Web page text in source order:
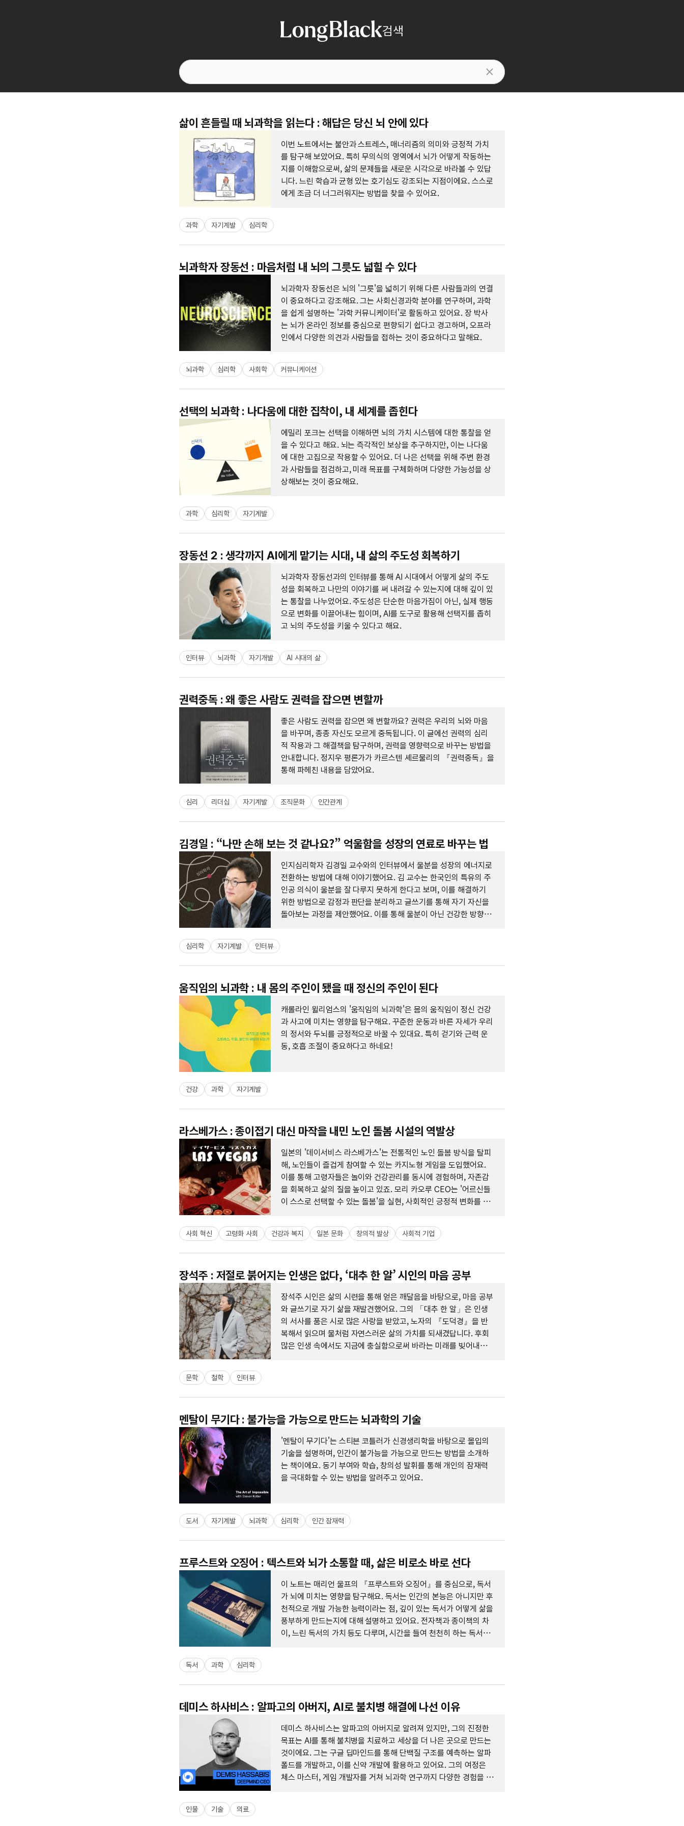
검색
삶이 흔들릴 때 뇌과학을 읽는다 : 해답은 당신 뇌 안에 있다
이번 노트에서는 불안과 스트레스, 매너리즘의 의미와 긍정적 가치
를 탐구해 보았어요. 특히 무의식의 영역에서 뇌가 어떻게 작동하는
지를 이해함으로써, 삶의 문제들을 새로운 시각으로 바라볼 수 있답
니다. 느린 학습과 균형 있는 호기심도 강조되는 지점이에요. 스스로
에게 조금 더 너그러워지는 방법을 찾을 수 있어요.
과학 자기계발 심리학
뇌과학자 장동선 : 마음처럼 내 뇌의 그릇도 넓힐 수 있다
뇌과학자 장동선은 뇌의 '그릇'을 넓히기 위해 다른 사람들과의 연결
이 중요하다고 강조해요. 그는 사회신경과학 분야를 연구하며, 과학
을 쉽게 설명하는 '과학 커뮤니케이터'로 활동하고 있어요. 장 박사
는 뇌가 온라인 정보를 중심으로 편향되기 쉽다고 경고하며, 오프라
인에서 다양한 의견과 사람들을 접하는 것이 중요하다고 말해요.
뇌과학 심리학 사회학 커뮤니케이션
선택의 뇌과학 : 나다움에 대한 집착이, 내 세계를 좁힌다
에밀리 포크는 선택을 이해하면 뇌의 가치 시스템에 대한 통찰을 얻
을 수 있다고 해요. 뇌는 즉각적인 보상을 추구하지만, 이는 나다움
에 대한 고집으로 작용할 수 있어요. 더 나은 선택을 위해 주변 환경
과 사람들을 점검하고, 미래 목표를 구체화하며 다양한 가능성을 상
상해보는 것이 중요해요.
과학 심리학 자기계발
장동선 2 : 생각까지 AI에게 맡기는 시대, 내 삶의 주도성 회복하기
뇌과학자 장동선과의 인터뷰를 통해 AI 시대에서 어떻게 삶의 주도
성을 회복하고 나만의 이야기를 써 내려갈 수 있는지에 대해 깊이 있
는 통찰을 나누었어요. 주도성은 단순한 마음가짐이 아닌, 실제 행동
으로 변화를 이끌어내는 힘이며, AI를 도구로 활용해 선택지를 좁히
고 뇌의 주도성을 키울 수 있다고 해요.
인터뷰 뇌과학 자기개발 AI 시대의 삶
권력중독 : 왜 좋은 사람도 권력을 잡으면 변할까
좋은 사람도 권력을 잡으면 왜 변할까요? 권력은 우리의 뇌와 마음
을 바꾸며, 종종 자신도 모르게 중독됩니다. 이 글에선 권력의 심리
적 작용과 그 해결책을 탐구하며, 권력을 영향력으로 바꾸는 방법을
안내합니다. 정지우 평론가가 카르스텐 셰르물리의 『권력중독』을
통해 파헤친 내용을 담았어요.
심리 리더십 자기계발 조직문화 인간관계
김경일 : “나만 손해 보는 것 같나요?” 억울함을 성장의 연료로 바꾸는 법
인지심리학자 김경일 교수와의 인터뷰에서 울분을 성장의 에너지로
전환하는 방법에 대해 이야기했어요. 김 교수는 한국인의 특유의 주
인공 의식이 울분을 잘 다루지 못하게 한다고 보며, 이를 해결하기
위한 방법으로 감정과 판단을 분리하고 글쓰기를 통해 자기 자신을
돌아보는 과정을 제안했어요. 이를 통해 울분이 아닌 건강한 방향으
심리학 자기계발 인터뷰
움직임의 뇌과학 : 내 몸의 주인이 됐을 때 정신의 주인이 된다
캐롤라인 윌리엄스의 '움직임의 뇌과학'은 몸의 움직임이 정신 건강
과 사고에 미치는 영향을 탐구해요. 꾸준한 운동과 바른 자세가 우리
의 정서와 두뇌를 긍정적으로 바꿀 수 있대요. 특히 걷기와 근력 운
동, 호흡 조절이 중요하다고 하네요!
건강 과학 자기계발
라스베가스 : 종이접기 대신 마작을 내민 노인 돌봄 시설의 역발상
일본의 '데이서비스 라스베가스'는 전통적인 노인 돌봄 방식을 탈피
해, 노인들이 즐겁게 참여할 수 있는 카지노형 게임을 도입했어요.
이를 통해 고령자들은 놀이와 건강관리를 동시에 경험하며, 자존감
을 회복하고 삶의 질을 높이고 있죠. 모리 카오루 CEO는 '어르신들
이 스스로 선택할 수 있는 돌봄'을 실현, 사회적인 긍정적 변화를 이
사회 혁신 고령화 사회 건강과 복지 일본 문화 창의적 발상 사회적 기업
장석주 : 저절로 붉어지는 인생은 없다, ‘대추 한 알’ 시인의 마음 공부
장석주 시인은 삶의 시련을 통해 얻은 깨달음을 바탕으로, 마음 공부
와 글쓰기로 자기 삶을 재발견했어요. 그의 「대추 한 알」은 인생
의 서사를 품은 시로 많은 사랑을 받았고, 노자의 『도덕경』을 반
복해서 읽으며 물처럼 자연스러운 삶의 가치를 되새겼답니다. 후회
많은 인생 속에서도 지금에 충실함으로써 바라는 미래를 빚어내는
문학 철학 인터뷰
멘탈이 무기다 : 불가능을 가능으로 만드는 뇌과학의 기술
'멘탈이 무기다'는 스티븐 코틀러가 신경생리학을 바탕으로 몰입의
기술을 설명하며, 인간이 불가능을 가능으로 만드는 방법을 소개하
는 책이에요. 동기 부여와 학습, 창의성 발휘를 통해 개인의 잠재력
을 극대화할 수 있는 방법을 알려주고 있어요.
도서 자기계발 뇌과학 심리학 인간 잠재력
프루스트와 오징어 : 텍스트와 뇌가 소통할 때, 삶은 비로소 바로 선다
이 노트는 매리언 울프의 『프루스트와 오징어』를 중심으로, 독서
가 뇌에 미치는 영향을 탐구해요. 독서는 인간의 본능은 아니지만 후
천적으로 개발 가능한 능력이라는 점, 깊이 있는 독서가 어떻게 삶을
풍부하게 만드는지에 대해 설명하고 있어요. 전자책과 종이책의 차
이, 느린 독서의 가치 등도 다루며, 시간을 들여 천천히 하는 독서의
독서 과학 심리학
데미스 하사비스 : 알파고의 아버지, AI로 불치병 해결에 나선 이유
데미스 하사비스는 알파고의 아버지로 알려져 있지만, 그의 진정한
목표는 AI를 통해 불치병을 치료하고 세상을 더 나은 곳으로 만드는
것이에요. 그는 구글 딥마인드를 통해 단백질 구조를 예측하는 알파
폴드를 개발하고, 이를 신약 개발에 활용하고 있어요. 그의 여정은
체스 마스터, 게임 개발자를 거쳐 뇌과학 연구까지 다양한 경험을 통
인물 기술 의료